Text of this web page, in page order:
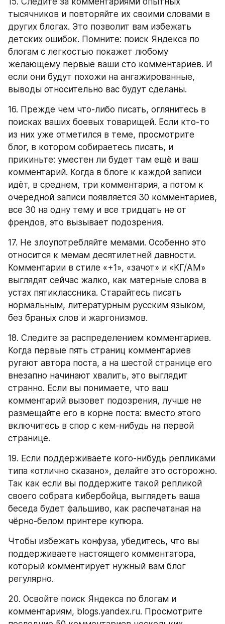
тысячников и повторяйте их своими словами в
других блогах. Это позволит вам избежать
детских ошибок. Помните: поиск Яндекса по
блогам с легкостью покажет любому
желающему первые ваши сто комментариев. И
если они будут похожи на ангажированные,
выводы относительно вас будут сделаны.
16. Прежде чем что-либо писать, оглянитесь в
поисках ваших боевых товарищей. Если кто-то
из них уже отметился в теме, просмотрите
блог, в котором собираетесь писать, и
прикиньте: уместен ли будет там ещё и ваш
комментарий. Когда в блоге к каждой записи
идёт, в среднем, три комментария, а потом к
очередной записи появляется 30 комментариев,
все 30 на одну тему и все тридцать не от
френдов, это вызывает подозрения.
17. Не злоупотребляйте мемами. Особенно это
относится к мемам десятилетней давности.
Комментарии в стиле «+1», «зачот» и «КГ/АМ»
выглядят сейчас жалко, как матерные слова в
устах пятиклассника. Старайтесь писать
нормальным, литературным русским языком,
без браных слов и жаргонизмов.
18. Следите за распределением комментариев.
Когда первые пять страниц комментариев
ругают автора поста, а на шестой странице его
внезапно начинают хвалить, это выглядит
странно. Если вы понимаете, что ваш
комментарий вызовет подозрения, лучше не
размещайте его в корне поста: вместо этого
включитесь в спор с кем-нибудь на первой
странице.
19. Если поддерживаете кого-нибудь репликами
типа «отлично сказано», делайте это осторожно.
Так как если вы поддержите такой репликой
своего собрата кибербойца, выглядеть ваша
беседа будет фальшиво, как распечатаная на
чёрно-белом принтере купюра.
Чтобы избежать конфуза, убедитесь, что вы
поддерживаете настоящего комментатора,
который комментирует нужный вам блог
регулярно.
20. Освойте поиск Яндекса по блогам и
комментариям, blogs.yandex.ru. Просмотрите